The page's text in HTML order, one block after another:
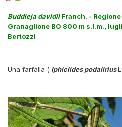
Buddleja davidiiFranch. -
Granaglione BO 800 m s.l.m.,
Bertozzi
Una farfalla ( Iphiclides podalirius